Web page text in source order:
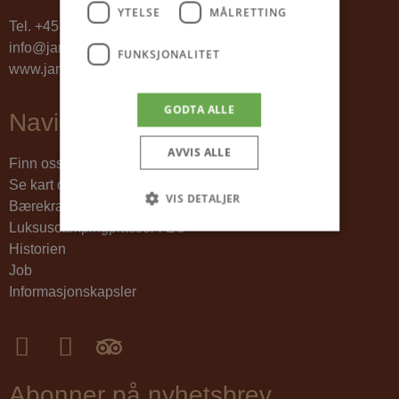
Tel. +45 98 88 16 66
info@jambo.dk
www.jambo.dk
Navigasjon
Finn oss
Se kart over ferieparken
Bærekraftig campingplass
Luksuscampingplasser i EU
Historien
Job
Informasjonskapsler
YTELSE MÅLRETTING
FUNKSJONALITET
GODTA ALLE
AVVIS ALLE
VIS DETALJER
kjernefunksjoner på nettstedet, som
brukerinnlogging og kontoadministrasjon.
nødvendige informasjonskapsler.